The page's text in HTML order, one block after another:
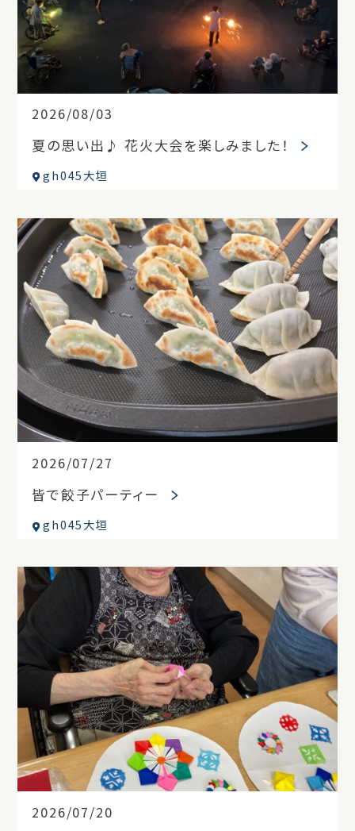
2026/08/03
夏の思い出♪ 花火大会を楽しみました！
gh045大垣
2026/07/27
皆で餃子パーティー
gh045大垣
2026/07/20